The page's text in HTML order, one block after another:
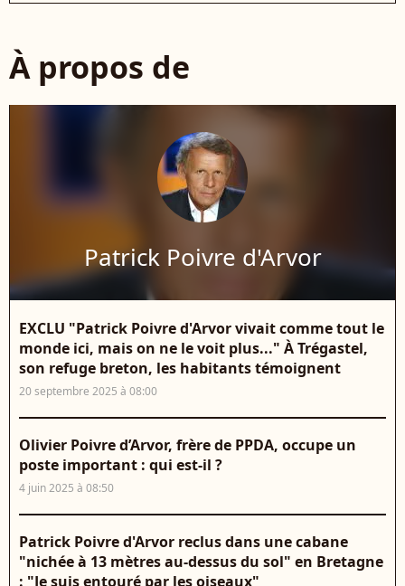
À propos de
Patrick Poivre d'Arvor
EXCLU "Patrick Poivre d'Arvor vivait comme tout le
monde ici, mais on ne le voit plus..." À Trégastel,
son refuge breton, les habitants témoignent
20 septembre 2025 à 08:00
Olivier Poivre d’Arvor, frère de PPDA, occupe un
poste important : qui est-il ?
4 juin 2025 à 08:50
Patrick Poivre d'Arvor reclus dans une cabane
"nichée à 13 mètres au-dessus du sol" en Bretagne
: "Je suis entouré par les oiseaux"